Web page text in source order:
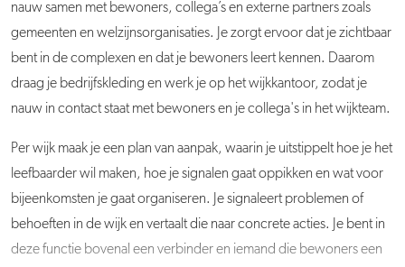
nauw samen met bewoners, collega’s en externe partners zoals
gemeenten en welzijnsorganisaties. Je zorgt ervoor dat je zichtbaar
bent in de complexen en dat je bewoners leert kennen. Daarom
draag je bedrijfskleding en werk je op het wijkkantoor, zodat je
nauw in contact staat met bewoners en je collega's in het wijkteam.
Per wijk maak je een plan van aanpak, waarin je uitstippelt hoe je het
leefbaarder wil maken, hoe je signalen gaat oppikken en wat voor
bijeenkomsten je gaat organiseren. Je signaleert problemen of
behoeften in de wijk en vertaalt die naar concrete acties. Je bent in
deze functie bovenal een verbinder en iemand die bewoners een